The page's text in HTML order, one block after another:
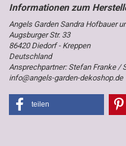
Angels Garden Sandra Hofbauer
Augsburger Str. 33
86420 Diedorf - Kreppen
Deutschland
Ansprechpartner: Stefan Franke /
info@angels-garden-dekoshop.de
teilen